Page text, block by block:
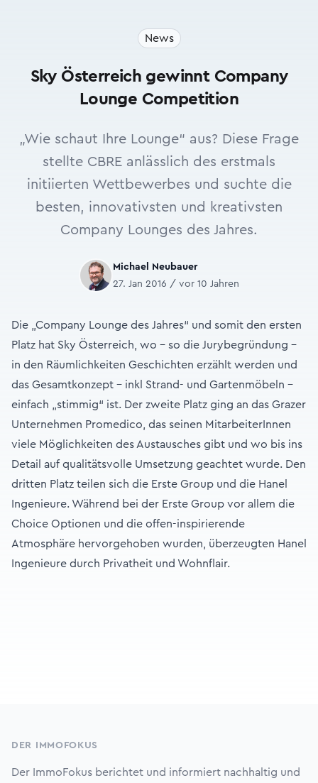
News
Sky Österreich gewinnt Company
Lounge Competition
„Wie schaut Ihre Lounge“ aus? Diese Frage
stellte CBRE anlässlich des erstmals
initiierten Wettbewerbes und suchte die
besten, innovativsten und kreativsten
Company Lounges des Jahres.
Michael Neubauer
27. Jan 2016 / vor 10 Jahren
Die „Company Lounge des Jahres“ und somit den ersten
Platz hat Sky Österreich, wo – so die Jurybegründung –
in den Räumlichkeiten Geschichten erzählt werden und
das Gesamtkonzept – inkl Strand- und Gartenmöbeln –
einfach „stimmig“ ist. Der zweite Platz ging an das Grazer
Unternehmen Promedico, das seinen MitarbeiterInnen
viele Möglichkeiten des Austausches gibt und wo bis ins
Detail auf qualitätsvolle Umsetzung geachtet wurde. Den
dritten Platz teilen sich die Erste Group und die Hanel
Ingenieure. Während bei der Erste Group vor allem die
Choice Optionen und die offen-inspirierende
Atmosphäre hervorgehoben wurden, überzeugten Hanel
Ingenieure durch Privatheit und Wohnflair.
DER IMMOFOKUS
Der ImmoFokus berichtet und informiert nachhaltig und